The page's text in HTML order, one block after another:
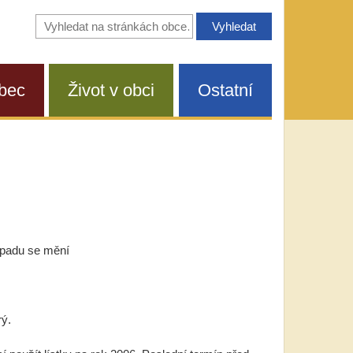
Vyhledávání
na
Život v obci Ostatní
se mění